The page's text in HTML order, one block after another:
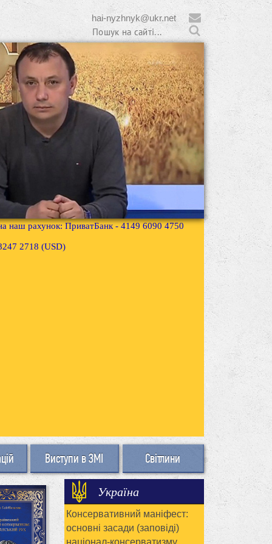
hai-nyzhnyk@ukr.net
наш рахунок: ПриватБанк - 4149 6090 4750
2718 (USD)
Виступи в ЗМІ Світлини
Україна
Консервативний маніфест:
основні засади (заповіді)
націонал-консерватизму